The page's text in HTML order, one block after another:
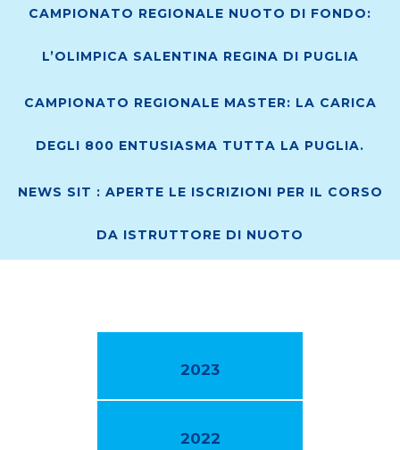
CAMPIONATO REGIONALE NUOTO DI FONDO:
L’OLIMPICA SALENTINA REGINA DI PUGLIA
CAMPIONATO REGIONALE MASTER: LA CARICA
DEGLI 800 ENTUSIASMA TUTTA LA PUGLIA.
NEWS SIT : APERTE LE ISCRIZIONI PER IL CORSO
DA ISTRUTTORE DI NUOTO
2023
2022